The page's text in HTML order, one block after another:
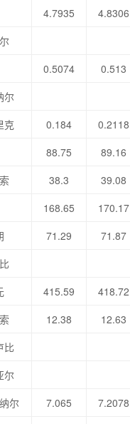
4.7935 4.8306
0.5074 0.513
尔
克
0.184 0.2118
88.75 89.16
38.3 39.08
168.65 170.17
71.29 71.87
415.59 418.72
12.38 12.63
比
尔
尔
7.065 7.2078